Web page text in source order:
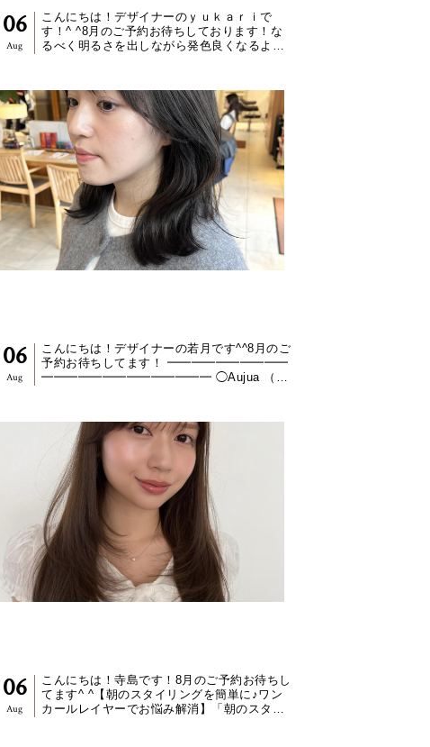
-ブリーチなしオレンジベージュ-
【YUKARI】
06
Aug
こんにちは！デザイナーのｙｕｋａｒｉで
す！^ ^8月のご予約お待ちしております！な
るべく明るさを出しながら発色良くなるよう
“くびれミディアムヘア”【若月情】
06
Aug
こんにちは！デザイナーの若月です^^8月のご
予約お待ちしてます！ ━━━━━━━━━━
━━━━━━━━━━━━━━ ◯Aujua （オ
ワンカールレイヤーでお悩み解消【寺
06
Aug
こんにちは！寺島です！8月のご予約お待ちし
てます^ ^【朝のスタイリングを簡単に♪ワン
カールレイヤーでお悩み解消】「朝のスタイ